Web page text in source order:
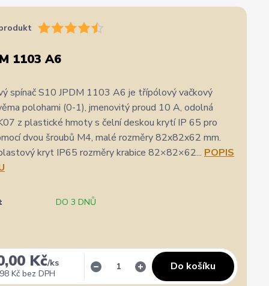
1103 A6
spínač S10 JPDM 1103 A6 je třípólový vačkový
polohami (0-1), jmenovitý proud 10 A, odolná
z plastické hmoty s čelní deskou krytí IP 65 pro
dvou šroubů M4, malé rozměry 82x82x62 mm.
kryt IP65 rozměry krabice 82×82×62... POPIS
DO 3 DNŮ
Kč/ks
Kč bez DPH
Do košíku